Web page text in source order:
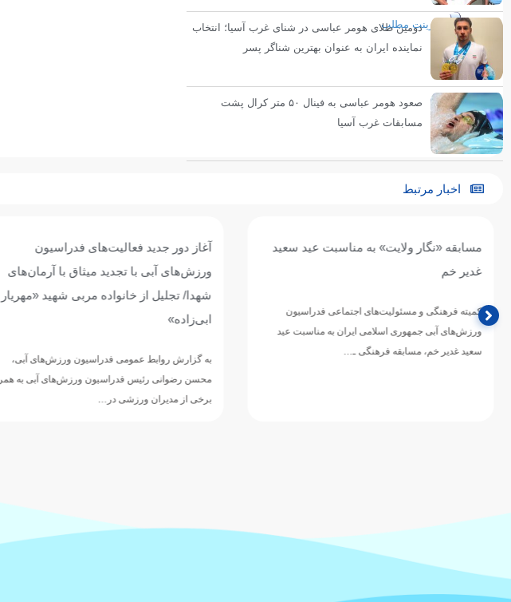
پرینت مطلب
دومین طلای هومر عباسی در شنای غرب آسیا؛ انتخاب
نماینده ایران به عنوان بهترین شناگر پسر
صعود هومر عباسی به فینال ۵۰ متر کرال پشت
مسابقات غرب آسیا
اخبار مرتبط
مسابقه «نگار ولایت» به مناسبت عید سعید
غدیر خم
کمیته فرهنگی و مسئولیت‌های اجتماعی فدراسیون
ورزش‌های آبی جمهوری اسلامی ایران به مناسبت عید
سعید غدیر خم، مسابقه فرهنگی ـ…
آغاز دور جدید فعالیت‌های فدراسیون
ورزش‌های آبی با تجدید میثاق با آرمان‌های
شهدا/ تجلیل از خانواده مربی شهید «مهریار
ابی‌زاده»
به گزارش روابط عمومی فدراسیون ورزش‌های آبی،
محسن رضوانی رئیس فدراسیون ورزش‌های آبی به همراه
برخی از مدیران ورزشی در…